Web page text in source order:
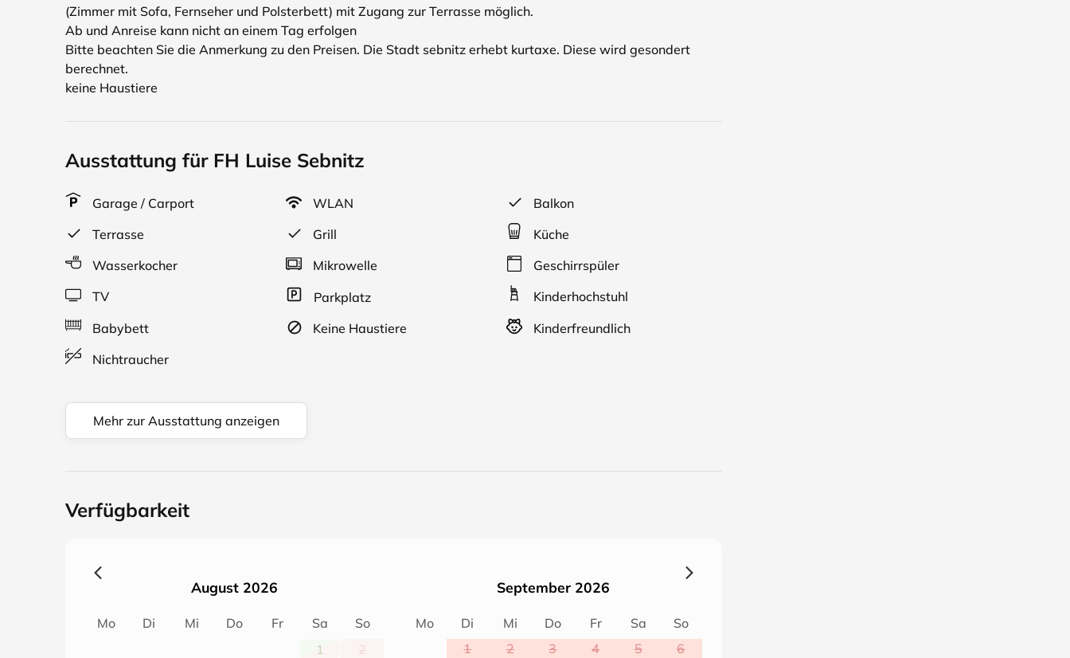
(Zimmer mit Sofa, Fernseher und Polsterbett) mit Zugang zur Terrasse möglich.
Ab und Anreise kann nicht an einem Tag erfolgen
Bitte beachten Sie die Anmerkung zu den Preisen. Die Stadt sebnitz erhebt kurtaxe. Diese wird gesondert
berechnet.
keine Haustiere
Ausstattung für FH Luise Sebnitz
Garage / Carport WLAN
Balkon
Terrasse
Grill
Küche
Wasserkocher
Mikrowelle
Geschirrspüler
TV
Parkplatz
Kinderhochstuhl
Babybett
Keine Haustiere
Kinderfreundlich
Nichtraucher
Mehr zur Ausstattung anzeigen
Verfügbarkeit
August 2026
Mo Di Mi Do Fr Sa
So
1
2
September 2026
Mo Di Mi Do Fr Sa
So
1
2 3 4 5
6